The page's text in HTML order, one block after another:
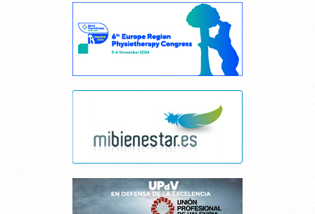
Cancelar consentimiento cookies
Esta página web usa cookies.